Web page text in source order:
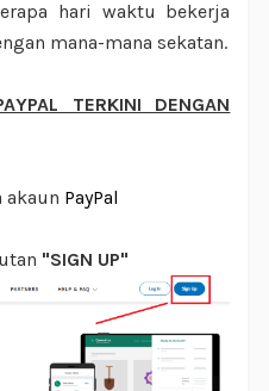
hari waktu bekerja
mana-mana sekatan.
TERKINI DENGAN
akaun PayPal
"SIGN UP"